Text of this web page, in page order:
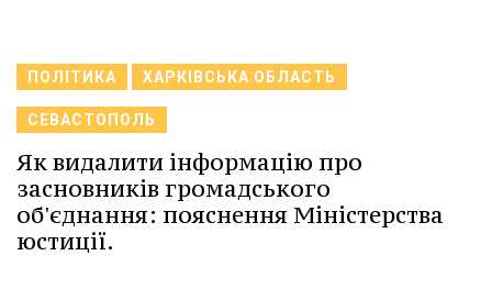
ПОЛІТИКА ХАРКІВСЬКА ОБЛАСТЬ
СЕВАСТОПОЛЬ
Як видалити інформацію про
засновників громадського
об'єднання: пояснення Міністерства
юстиції.